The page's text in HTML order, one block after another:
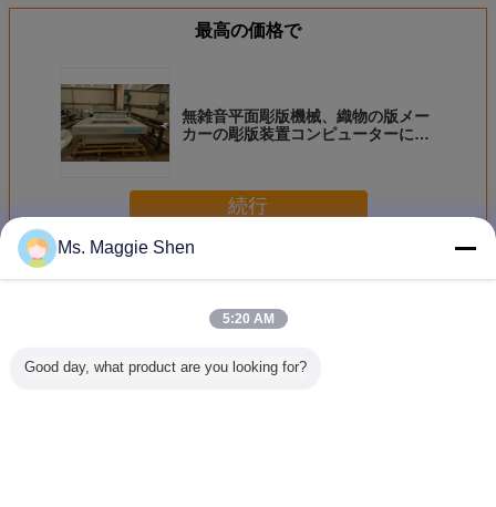
最高の価格で
無雑音平面彫版機械、織物の版メー
カーの彫版装置コンピューターにス
続行
多く平面彫版機械
Ms. Maggie Shen
5:20 AM
Good day, what product are you looking for?